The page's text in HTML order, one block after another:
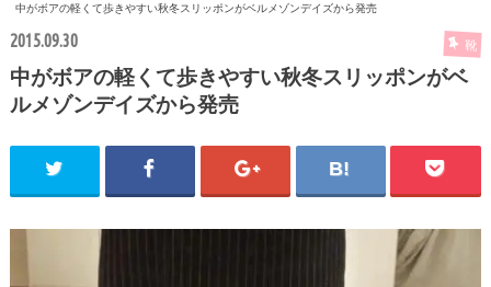
中がボアの軽くて歩きやすい秋冬スリッポンがベルメゾンデイズから発売
2015.09.30 靴
中がボアの軽くて歩きやすい秋冬スリッポンがベ
ルメゾンデイズから発売